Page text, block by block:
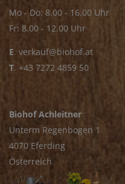
Mo - Do: 8.00 - 16.00 Uhr
Fr: 8.00 - 12.00 Uhr
E. verkauf@biohof.at
T. +43 7272 4859 50
Biohof Achleitner
Unterm Regenbogen 1
4070 Eferding
Österreich